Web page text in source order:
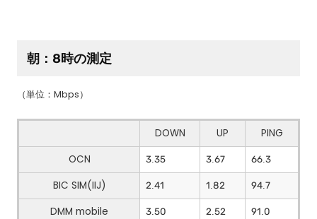
朝：8時の測定
（単位：Mbps）
DOWN UP
PING
OCN
3.35 3.67
66.3
BIC SIM(IIJ)
2.41 1.82
94.7
DMM mobile
3.50 2.52 91.0